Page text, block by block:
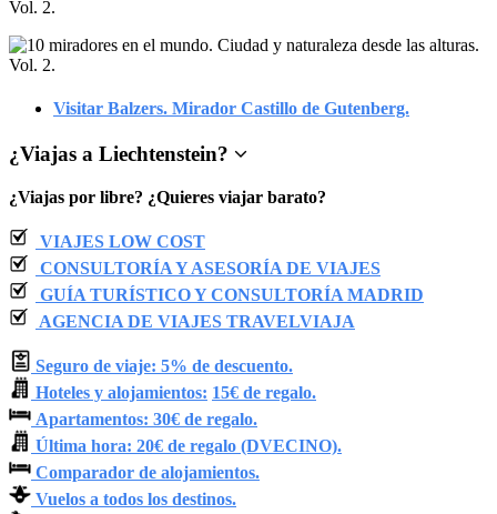
Visitar Balzers. Mirador Castillo de Gutenberg.
¿Viajas a Liechtenstein?
¿Viajas por libre? ¿Quieres viajar barato?
VIAJES LOW COST
CONSULTORÍA Y ASESORÍA DE VIAJES
GUÍA TURÍSTICO Y CONSULTORÍA MADRID
AGENCIA DE VIAJES TRAVELVIAJA
Seguro de viaje: 5% de descuento.
Hoteles y alojamientos: 15€ de regalo.
Apartamentos: 30€ de regalo.
Última hora: 20€ de regalo (DVECINO).
Comparador de alojamientos.
Vuelos a todos los destinos.